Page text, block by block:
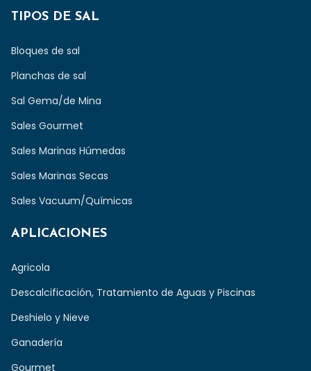
TIPOS DE SAL
Bloques de sal
Planchas de sal
Sal Gema/de Mina
Sales Gourmet
Sales Marinas Húmedas
Sales Marinas Secas
Sales Vacuum/Químicas
APLICACIONES
Agricola
Descalcificación, Tratamiento de Aguas y Piscinas
Deshielo y Nieve
Ganadería
Gourmet